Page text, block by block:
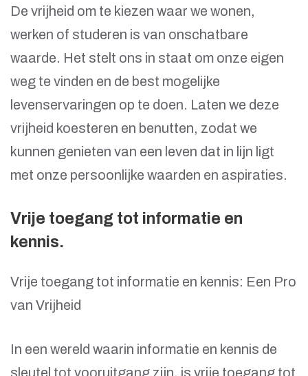
De vrijheid om te kiezen waar we wonen,
werken of studeren is van onschatbare
waarde. Het stelt ons in staat om onze eigen
weg te vinden en de best mogelijke
levenservaringen op te doen. Laten we deze
vrijheid koesteren en benutten, zodat we
kunnen genieten van een leven dat in lijn ligt
met onze persoonlijke waarden en aspiraties.
Vrije toegang tot informatie en
kennis.
Vrije toegang tot informatie en kennis: Een Pro
van Vrijheid
In een wereld waarin informatie en kennis de
sleutel tot vooruitgang zijn, is vrije toegang tot